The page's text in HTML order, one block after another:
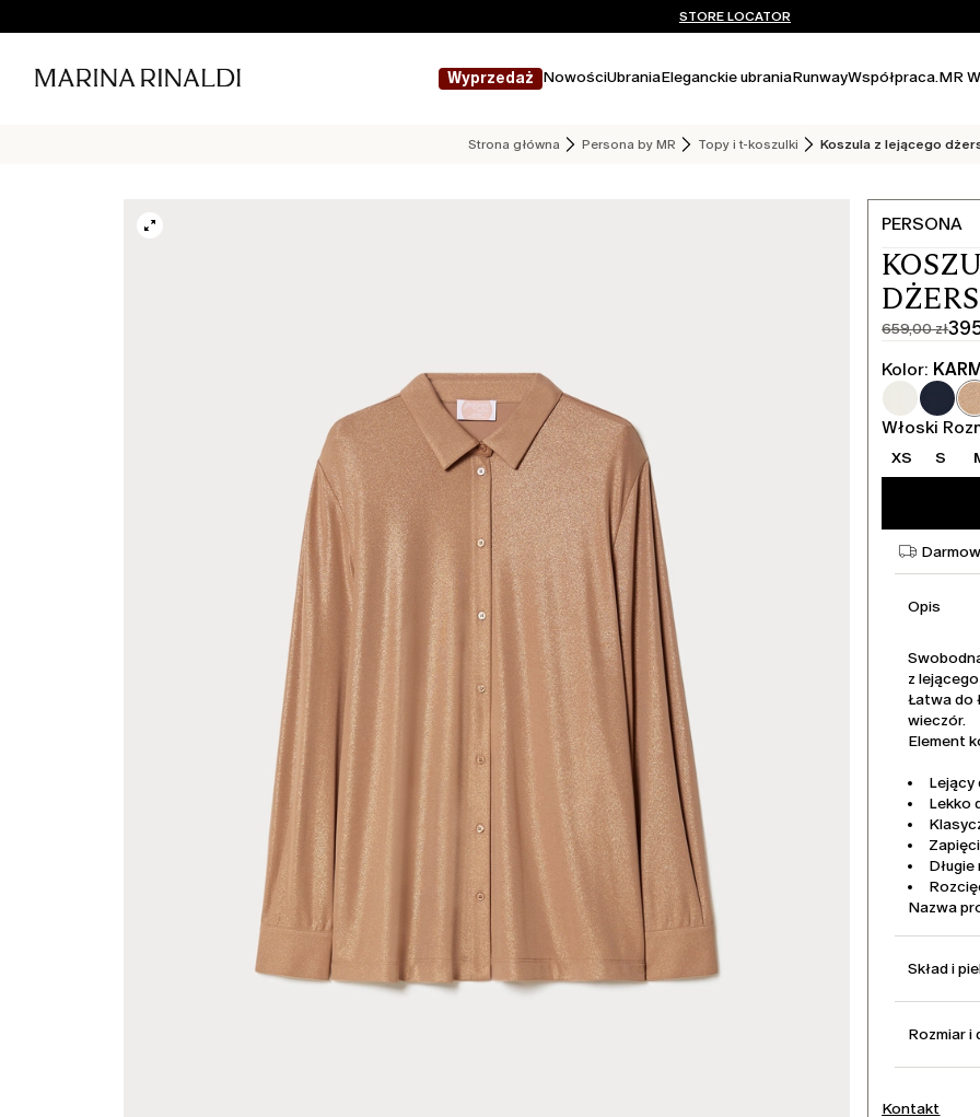
DARMOWA DOSTAWA I ZWROTY
Nie masz konta? ZAREJESTRUJ SIĘ TERAZ
STORE LOCATOR
Wyprzedaż NowościUbraniaEleganckie ubraniaRunwayWspółpraca.MR
Strona główna Persona by MR Topy i t-koszulki Koszula z lejącego
PERSONA
659,00 zł
Cena
pierwotna
659,00
zł
Aktualna
cena
395,00
zł
Kolor:
Włoski
XS S
Opis
z
Łatwa do
wieczór.
Element
Lejący
Lekko
Nazwa
Skład i
Rozmiar i
Kontakt